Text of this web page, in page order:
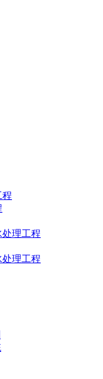
程
理工程
理工程